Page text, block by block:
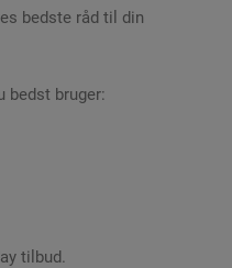
bedste råd til din
bedst bruger:
tilbud.